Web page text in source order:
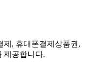
제, 휴대폰결제상품권,
제공합니다.